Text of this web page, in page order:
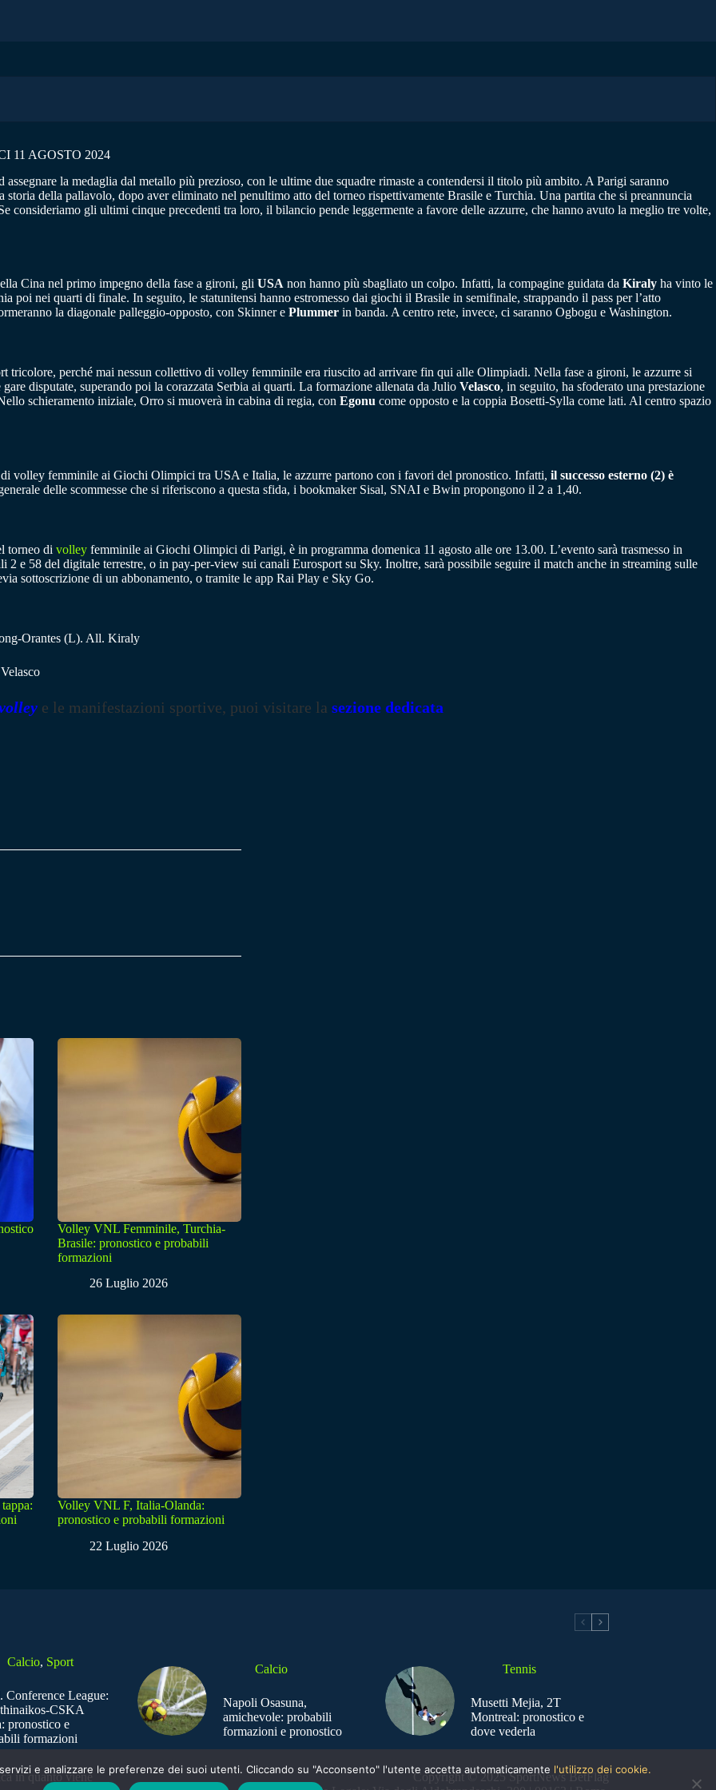
11 AGOSTO 2024
assegnare la medaglia dal metallo più prezioso, con le ultime due squadre rimaste a contendersi il titolo più ambito. A Parigi saranno
storia della pallavolo, dopo aver eliminato nel penultimo atto del torneo rispettivamente Brasile e Turchia. Una partita che si preannuncia
consideriamo gli ultimi cinque precedenti tra loro, il bilancio pende leggermente a favore delle azzurre, che hanno avuto la meglio tre volte,
Cina nel primo impegno della fase a gironi, gli USA non hanno più sbagliato un colpo. Infatti, la compagine guidata da Kiraly ha vinto le
poi nei quarti di finale. In seguito, le statunitensi hanno estromesso dai giochi il Brasile in semifinale, strappando il pass per l’atto
la diagonale palleggio-opposto, con Skinner e Plummer in banda. A centro rete, invece, ci saranno Ogbogu e Washington.
tricolore, perché mai nessun collettivo di volley femminile era riuscito ad arrivare fin qui alle Olimpiadi. Nella fase a gironi, le azzurre si
disputate, superando poi la corazzata Serbia ai quarti. La formazione allenata da Julio Velasco, in seguito, ha sfoderato una prestazione
schieramento iniziale, Orro si muoverà in cabina di regia, con Egonu come opposto e la coppia Bosetti-Sylla come lati. Al centro spazio
volley femminile ai Giochi Olimpici tra USA e Italia, le azzurre partono con i favori del pronostico. Infatti, il successo esterno (2) è
delle scommesse che si riferiscono a questa sfida, i bookmaker Sisal, SNAI e Bwin propongono il 2 a 1,40.
torneo di volley femminile ai Giochi Olimpici di Parigi, è in programma domenica 11 agosto alle ore 13.00. L’evento sarà trasmesso in
2 e 58 del digitale terrestre, o in pay-per-view sui canali Eurosport su Sky. Inoltre, sarà possibile seguire il match anche in streaming sulle
sottoscrizione di un abbonamento, o tramite le app Rai Play e Sky Go.
Orantes (L). All. Kiraly
e le manifestazioni sportive, puoi visitare la sezione dedicata
Volley VNL Femminile, Turchia-
Brasile: pronostico e probabili
formazioni
26 Luglio 2026
Volley VNL F, Italia-Olanda:
pronostico e probabili formazioni
22 Luglio 2026
Calcio, Sport
Conference League:
CSKA
pronostico e
formazioni
Calcio
Napoli Osasuna,
amichevole: probabili
formazioni e pronostico
Tennis
Musetti Mejia, 2T
Montreal: pronostico e
dove vederla
in quanto viene
Copyright © 2025 SportNews BetFlag
e analizzare le preferenze dei suoi utenti. Cliccando su "Acconsento" l'utente accetta automaticamente l'utilizzo dei cookie.